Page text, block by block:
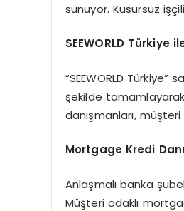
sunuyor. Kusursuz
SEEWORLD Türkiye
“SEEWORLD
şekilde
danışmanları,
Mortgage Kredi
Anlaşmalı banka
Müşteri odaklı